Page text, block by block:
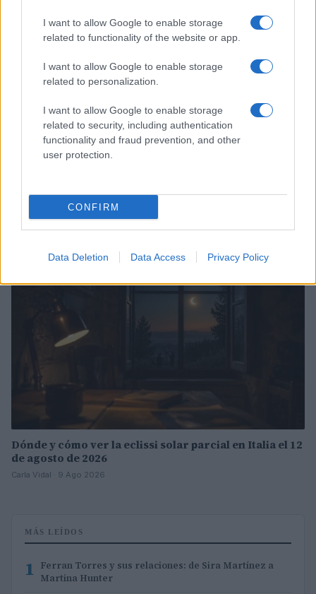
I want to allow Google to enable storage
related to functionality of the website or app.
I want to allow Google to enable storage
related to personalization.
I want to allow Google to enable storage
related to security, including authentication
functionality and fraud prevention, and other
user protection.
CONFIRM
Data Deletion Data Access Privacy Policy
hito para el sector
Carla Vidal · 9 Ago 2026
Dónde y cómo ver la eclissi solar parcial en Italia el 12
de agosto de 2026
Carla Vidal · 9 Ago 2026
MÁS LEÍDOS
1 Ferran Torres y sus relaciones: de Sira Martínez a
Martina Hunter